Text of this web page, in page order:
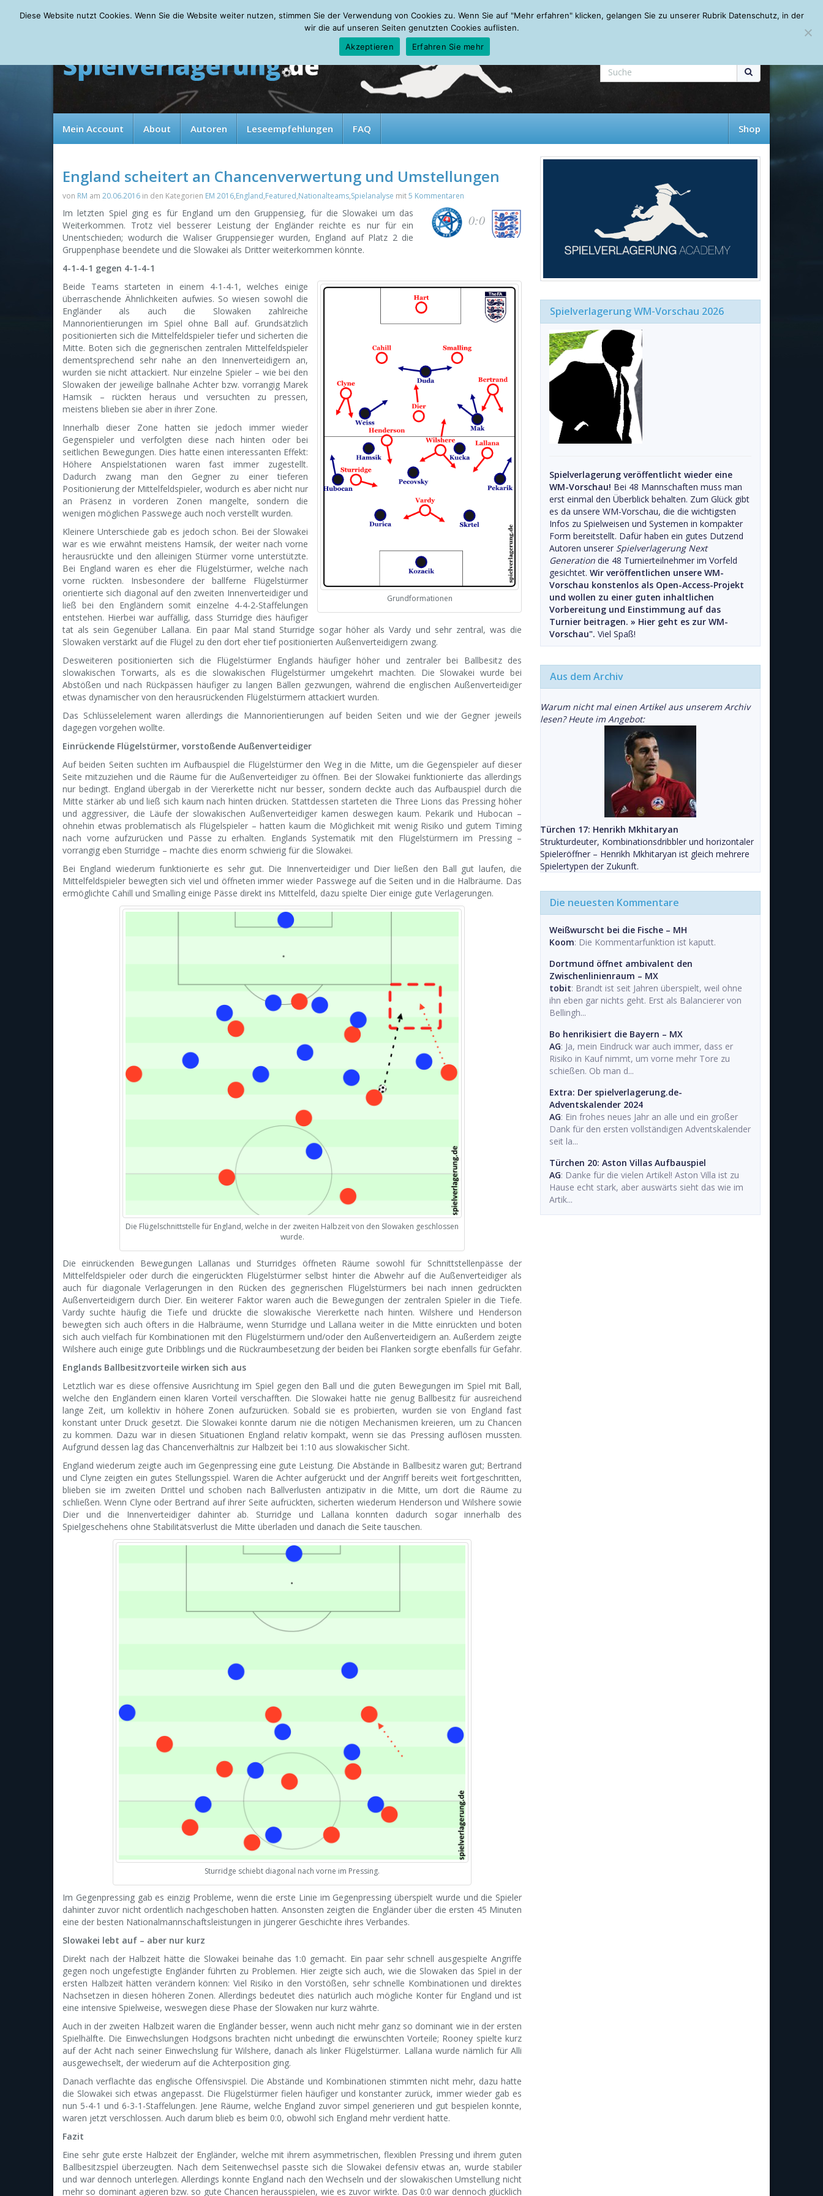
Thursday, 06.08.2026 Mein Account About Autoren Leseempfehlungen FAQ
Mein Account About Autoren Leseempfehlungen FAQ Shop
England scheitert an Chancenverwertung und Umstellungen
von RM am 20.06.2016 in den Kategorien EM 2016,England,Featured,Nationalteams,Spielanalyse mit5 Kommentaren
0:0
Im letzten Spiel ging es für England um den Gruppensieg, für die Slowakei um das
Weiterkommen. Trotz viel besserer Leistung der Engländer reichte es nur für ein
Unentschieden; wodurch die Waliser Gruppensieger wurden, England auf Platz 2 die
Gruppenphase beendete und die Slowakei als Dritter weiterkommen könnte.
4-1-4-1 gegen 4-1-4-1
Grundformationen
Beide Teams starteten in einem 4-1-4-1, welches einige
überraschende Ähnlichkeiten aufwies. So wiesen sowohl die
Engländer als auch die Slowaken zahlreiche
Mannorientierungen im Spiel ohne Ball auf. Grundsätzlich
positionierten sich die Mittelfeldspieler tiefer und sicherten die
Mitte. Boten sich die gegnerischen zentralen Mittelfeldspieler
dementsprechend sehr nahe an den Innenverteidigern an,
wurden sie nicht attackiert. Nur einzelne Spieler – wie bei den
Slowaken der jeweilige ballnahe Achter bzw. vorrangig Marek
Hamsik – rückten heraus und versuchten zu pressen,
meistens blieben sie aber in ihrer Zone.
Innerhalb dieser Zone hatten sie jedoch immer wieder
Gegenspieler und verfolgten diese nach hinten oder bei
seitlichen Bewegungen. Dies hatte einen interessanten Effekt:
Höhere Anspielstationen waren fast immer zugestellt.
Dadurch zwang man den Gegner zu einer tieferen
Positionierung der Mittelfeldspieler, wodurch es aber nicht nur
an Präsenz in vorderen Zonen mangelte, sondern die
wenigen möglichen Passwege auch noch verstellt wurden.
Kleinere Unterschiede gab es jedoch schon. Bei der Slowakei
war es wie erwähnt meistens Hamsik, der weiter nach vorne
herausrückte und den alleinigen Stürmer vorne unterstützte.
Bei England waren es eher die Flügelstürmer, welche nach
vorne rückten. Insbesondere der ballferne Flügelstürmer
orientierte sich diagonal auf den zweiten Innenverteidiger und
ließ bei den Engländern somit einzelne 4-4-2-Staffelungen
entstehen. Hierbei war auffällig, dass Sturridge dies häufiger
tat als sein Gegenüber Lallana. Ein paar Mal stand Sturridge sogar höher als Vardy und sehr zentral, was die
Slowaken verstärkt auf die Flügel zu den dort eher tief positionierten Außenverteidigern zwang.
Desweiteren positionierten sich die Flügelstürmer Englands häufiger höher und zentraler bei Ballbesitz des
slowakischen Torwarts, als es die slowakischen Flügelstürmer umgekehrt machten. Die Slowakei wurde bei
Abstößen und nach Rückpässen häufiger zu langen Bällen gezwungen, während die englischen Außenverteidiger
etwas dynamischer von den herausrückenden Flügelstürmern attackiert wurden.
Das Schlüsselelement waren allerdings die Mannorientierungen auf beiden Seiten und wie der Gegner jeweils
dagegen vorgehen wollte.
Einrückende Flügelstürmer, vorstoßende Außenverteidiger
Auf beiden Seiten suchten im Aufbauspiel die Flügelstürmer den Weg in die Mitte, um die Gegenspieler auf dieser
Seite mitzuziehen und die Räume für die Außenverteidiger zu öffnen. Bei der Slowakei funktionierte das allerdings
nur bedingt. England übergab in der Viererkette nicht nur besser, sondern deckte auch das Aufbauspiel durch die
Mitte stärker ab und ließ sich kaum nach hinten drücken. Stattdessen starteten die Three Lions das Pressing höher
und aggressiver, die Läufe der slowakischen Außenverteidiger kamen deswegen kaum. Pekarik und Hubocan –
ohnehin etwas problematisch als Flügelspieler – hatten kaum die Möglichkeit mit wenig Risiko und gutem Timing
nach vorne aufzurücken und Pässe zu erhalten. Englands Systematik mit den Flügelstürmern im Pressing –
vorrangig eben Sturridge – machte dies enorm schwierig für die Slowakei.
Bei England wiederum funktionierte es sehr gut. Die Innenverteidiger und Dier ließen den Ball gut laufen, die
Mittelfeldspieler bewegten sich viel und öffneten immer wieder Passwege auf die Seiten und in die Halbräume. Das
ermöglichte Cahill und Smalling einige Pässe direkt ins Mittelfeld, dazu spielte Dier einige gute Verlagerungen.
Die Flügelschnittstelle für England, welche in der zweiten Halbzeit von den Slowaken geschlossen
wurde.
Die einrückenden Bewegungen Lallanas und Sturridges öffneten Räume sowohl für Schnittstellenpässe der
Mittelfeldspieler oder durch die eingerückten Flügelstürmer selbst hinter die Abwehr auf die Außenverteidiger als
auch für diagonale Verlagerungen in den Rücken des gegnerischen Flügelstürmers bei nach innen gedrückten
Außenverteidigern durch Dier. Ein weiterer Faktor waren auch die Bewegungen der zentralen Spieler in die Tiefe.
Vardy suchte häufig die Tiefe und drückte die slowakische Viererkette nach hinten. Wilshere und Henderson
bewegten sich auch öfters in die Halbräume, wenn Sturridge und Lallana weiter in die Mitte einrückten und boten
sich auch vielfach für Kombinationen mit den Flügelstürmern und/oder den Außenverteidigern an. Außerdem zeigte
Wilshere auch einige gute Dribblings und die Rückraumbesetzung der beiden bei Flanken sorgte ebenfalls für Gefahr.
Englands Ballbesitzvorteile wirken sich aus
Letztlich war es diese offensive Ausrichtung im Spiel gegen den Ball und die guten Bewegungen im Spiel mit Ball,
welche den Engländern einen klaren Vorteil verschafften. Die Slowakei hatte nie genug Ballbesitz für ausreichend
lange Zeit, um kollektiv in höhere Zonen aufzurücken. Sobald sie es probierten, wurden sie von England fast
konstant unter Druck gesetzt. Die Slowakei konnte darum nie die nötigen Mechanismen kreieren, um zu Chancen
zu kommen. Dazu war in diesen Situationen England relativ kompakt, wenn sie das Pressing auflösen mussten.
Aufgrund dessen lag das Chancenverhältnis zur Halbzeit bei 1:10 aus slowakischer Sicht.
England wiederum zeigte auch im Gegenpressing eine gute Leistung. Die Abstände in Ballbesitz waren gut; Bertrand
und Clyne zeigten ein gutes Stellungsspiel. Waren die Achter aufgerückt und der Angriff bereits weit fortgeschritten,
blieben sie im zweiten Drittel und schoben nach Ballverlusten antizipativ in die Mitte, um dort die Räume zu
schließen. Wenn Clyne oder Bertrand auf ihrer Seite aufrückten, sicherten wiederum Henderson und Wilshere sowie
Dier und die Innenverteidiger dahinter ab. Sturridge und Lallana konnten dadurch sogar innerhalb des
Spielgeschehens ohne Stabilitätsverlust die Mitte überladen und danach die Seite tauschen.
Sturridge schiebt diagonal nach vorne im Pressing.
Im Gegenpressing gab es einzig Probleme, wenn die erste Linie im Gegenpressing überspielt wurde und die Spieler
dahinter zuvor nicht ordentlich nachgeschoben hatten. Ansonsten zeigten die Engländer über die ersten 45 Minuten
eine der besten Nationalmannschaftsleistungen in jüngerer Geschichte ihres Verbandes.
Slowakei lebt auf – aber nur kurz
Direkt nach der Halbzeit hätte die Slowakei beinahe das 1:0 gemacht. Ein paar sehr schnell ausgespielte Angriffe
gegen noch ungefestigte Engländer führten zu Problemen. Hier zeigte sich auch, wie die Slowaken das Spiel in der
ersten Halbzeit hätten verändern können: Viel Risiko in den Vorstößen, sehr schnelle Kombinationen und direktes
Nachsetzen in diesen höheren Zonen. Allerdings bedeutet dies natürlich auch mögliche Konter für England und ist
eine intensive Spielweise, weswegen diese Phase der Slowaken nur kurz währte.
Auch in der zweiten Halbzeit waren die Engländer besser, wenn auch nicht mehr ganz so dominant wie in der ersten
Spielhälfte. Die Einwechslungen Hodgsons brachten nicht unbedingt die erwünschten Vorteile; Rooney spielte kurz
auf der Acht nach seiner Einwechslung für Wilshere, danach als linker Flügelstürmer. Lallana wurde nämlich für Alli
ausgewechselt, der wiederum auf die Achterposition ging.
Danach verflachte das englische Offensivspiel. Die Abstände und Kombinationen stimmten nicht mehr, dazu hatte
die Slowakei sich etwas angepasst. Die Flügelstürmer fielen häufiger und konstanter zurück, immer wieder gab es
nun 5-4-1 und 6-3-1-Staffelungen. Jene Räume, welche England zuvor simpel generieren und gut bespielen konnte,
waren jetzt verschlossen. Auch darum blieb es beim 0:0, obwohl sich England mehr verdient hatte.
Fazit
Eine sehr gute erste Halbzeit der Engländer, welche mit ihrem asymmetrischen, flexiblen Pressing und ihrem guten
Ballbesitzspiel überzeugten. Nach dem Seitenwechsel passte sich die Slowakei defensiv etwas an, wurde stabiler
und war dennoch unterlegen. Allerdings konnte England nach den Wechseln und der slowakischen Umstellung nicht
mehr so dominant agieren bzw. so gute Chancen herausspielen, wie es zuvor wirkte. Das 0:0 war dennoch glücklich
Spielverlagerung WM-Vorschau 2026
Spielverlagerung veröffentlicht wieder eine
WM-Vorschau! Bei 48 Mannschaften muss man
erst einmal den Überblick behalten. Zum Glück gibt
es da unsere WM-Vorschau, die die wichtigsten
Infos zu Spielweisen und Systemen in kompakter
Form bereitstellt. Dafür haben ein gutes Dutzend
Autoren unserer Spielverlagerung Next
Generation die 48 Turnierteilnehmer im Vorfeld
gesichtet. Wir veröffentlichen unsere WM-
Vorschau konstenlos als Open-Access-Projekt
und wollen zu einer guten inhaltlichen
Vorbereitung und Einstimmung auf das
Turnier beitragen. » Hier geht es zur WM-
Vorschau". Viel Spaß!
Aus dem Archiv
Warum nicht mal einen Artikel aus unserem Archiv
lesen? Heute im Angebot:
Türchen 17: Henrikh Mkhitaryan
Strukturdeuter, Kombinationsdribbler und horizontaler
Spieleröffner – Henrikh Mkhitaryan ist gleich mehrere
Spielertypen der Zukunft.
Die neuesten Kommentare
Weißwurscht bei die Fische – MH
Koom: Die Kommentarfunktion ist kaputt.
Dortmund öffnet ambivalent den
Zwischenlinienraum – MX
tobit: Brandt ist seit Jahren überspielt, weil ohne
ihn eben gar nichts geht. Erst als Balancierer von
Bellingh...
Bo henrikisiert die Bayern – MX
AG: Ja, mein Eindruck war auch immer, dass er
Risiko in Kauf nimmt, um vorne mehr Tore zu
schießen. Ob man d...
Extra: Der spielverlagerung.de-
Adventskalender 2024
AG: Ein frohes neues Jahr an alle und ein großer
Dank für den ersten vollständigen Adventskalender
seit la...
Türchen 20: Aston Villas Aufbauspiel
AG: Danke für die vielen Artikel! Aston Villa ist zu
Hause echt stark, aber auswärts sieht das wie im
Artik...
Diese Website nutzt Cookies. Wenn Sie die Website weiter nutzen, stimmen Sie der Verwendung von Cookies zu. Wenn Sie auf "Mehr erfahren" klicken, gelangen Sie zu unserer Rubrik Datenschutz, in der
wir die auf unseren Seiten genutzten Cookies auflisten.
Akzeptieren
Erfahren Sie mehr